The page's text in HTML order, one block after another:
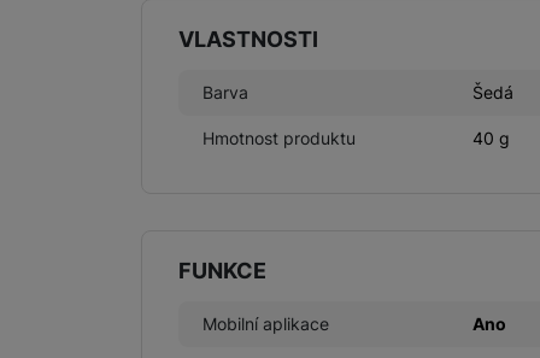
VLASTNOSTI
Barva Šedá
Hmotnost produktu 40 g
FUNKCE
Mobilní aplikace Ano